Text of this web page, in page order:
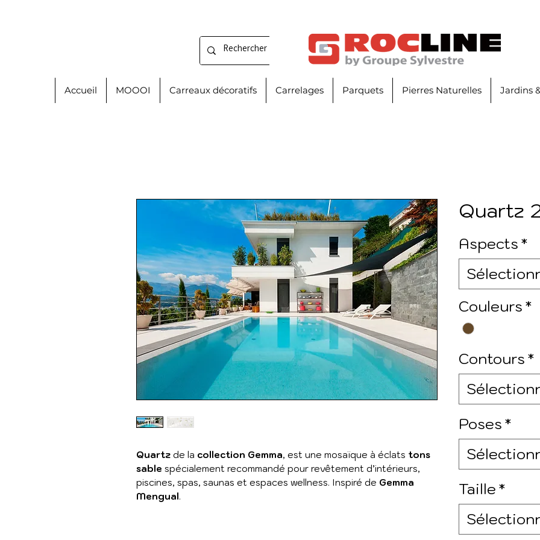
Accueil MOOOI Carreaux décoratifs Carrelages Parquets Pierres Naturelles Jardins
Quartz de la collection Gemma, est une mosaïque à éclats tons
sable spécialement recommandé pour revêtement d’intérieurs,
piscines, spas, saunas et espaces wellness. Inspiré de Gemma
Mengual.
Quartz
Aspects*
Couleurs*
Contours*
Poses*
Taille*